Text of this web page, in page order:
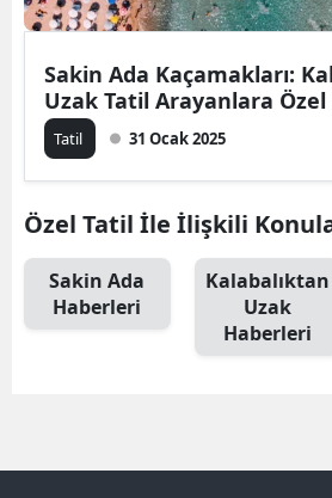
Sakin Ada Kaçamakları:
Uzak Tatil Arayanlara Özel
Tatil 31 Ocak 2025
Özel Tatil İle İlişkili
Sakin Ada
Haberleri
Kalabalıktan
Uzak
Haberleri